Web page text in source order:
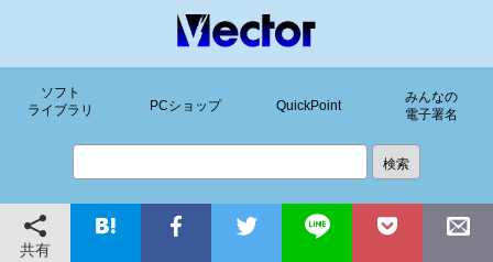
ソフト
ライブラリ
PCショップ QuickPoint
みんなの
電子署名
共有